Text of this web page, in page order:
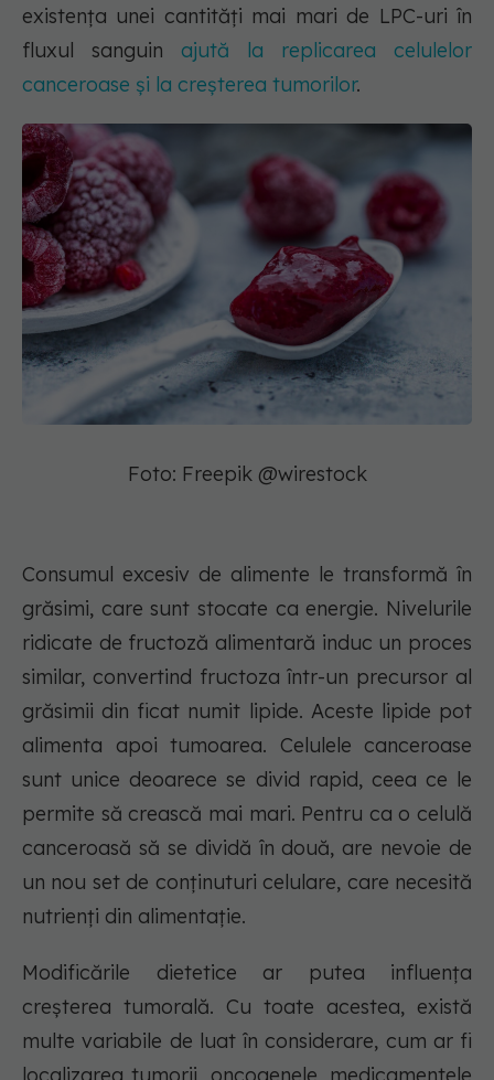
existența unei cantități mai mari de LPC-uri în
fluxul sanguin ajută la replicarea celulelor
canceroase și la creșterea tumorilor.
Foto: Freepik @wirestock
Consumul excesiv de alimente le transformă în
grăsimi, care sunt stocate ca energie. Nivelurile
ridicate de fructoză alimentară induc un proces
similar, convertind fructoza într-un precursor al
grăsimii din ficat numit lipide. Aceste lipide pot
alimenta apoi tumoarea. Celulele canceroase
sunt unice deoarece se divid rapid, ceea ce le
permite să crească mai mari. Pentru ca o celulă
canceroasă să se dividă în două, are nevoie de
un nou set de conținuturi celulare, care necesită
nutrienți din alimentație.
Modificările dietetice ar putea influența
creșterea tumorală. Cu toate acestea, există
multe variabile de luat în considerare, cum ar fi
localizarea tumorii, oncogenele, medicamentele